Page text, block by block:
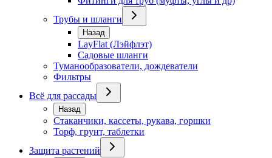
Трубы и шланги
Назад
LayFlat (Лэйфлэт)
Садовые шланги
Туманообразователи, дождеватели
Фильтры
Всё для рассады
Назад
Стаканчики, кассеты, рукава, горшки
Торф, грунт, таблетки
Защита растений